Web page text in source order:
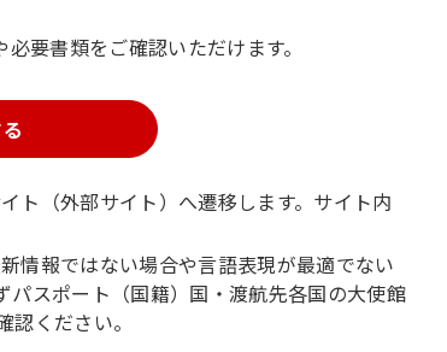
要書類をご確認いただけます。
ト（外部サイト）へ遷移します。サイト内
情報ではない場合や言語表現が最適でない
パスポート（国籍）国・渡航先各国の大使館
ください。